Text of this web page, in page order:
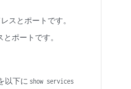
スとポートです。
ポートです。
以下に show services